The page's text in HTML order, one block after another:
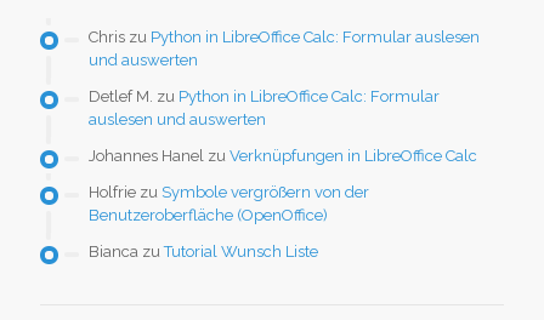
Chris zu Python in LibreOffice Calc: Formular auslesen
und auswerten
Detlef M. zu Python in LibreOffice Calc: Formular
auslesen und auswerten
Johannes Hanel zu Verknüpfungen in LibreOffice Calc
Holfrie zu Symbole vergrößern von der
Benutzeroberfläche (OpenOffice)
Bianca zuTutorial Wunsch Liste